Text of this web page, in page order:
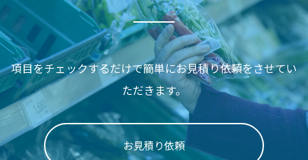
項目をチェックするだけで簡単にお見積り依頼をさせてい
ただきます。
お見積り依頼